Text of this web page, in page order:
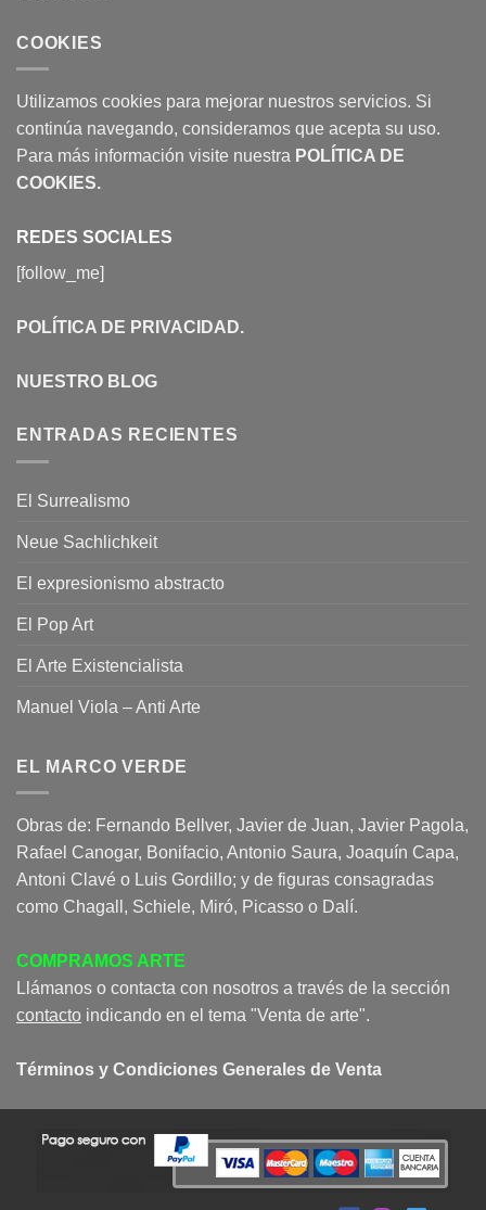
COOKIES
Utilizamos cookies para mejorar nuestros servicios. Si
continúa navegando, consideramos que acepta su uso.
Para más información visite nuestra POLÍTICA DE
COOKIES.
REDES SOCIALES
[follow_me]
POLÍTICA DE PRIVACIDAD.
NUESTRO BLOG
ENTRADAS RECIENTES
El Surrealismo
Neue Sachlichkeit
El expresionismo abstracto
El Pop Art
El Arte Existencialista
Manuel Viola – Anti Arte
EL MARCO VERDE
Obras de: Fernando Bellver, Javier de Juan, Javier Pagola,
Rafael Canogar, Bonifacio, Antonio Saura, Joaquín Capa,
Antoni Clavé o Luis Gordillo; y de figuras consagradas
como Chagall, Schiele, Miró, Picasso o Dalí.
COMPRAMOS ARTE
Llámanos o contacta con nosotros a través de la sección
contacto indicando en el tema "Venta de arte".
Términos y Condiciones Generales de Venta